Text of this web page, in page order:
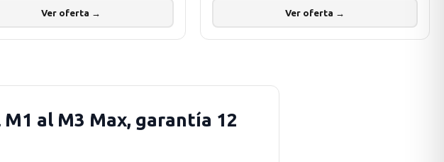
Ver oferta → Ver oferta →
al M3 Max, garantía 12